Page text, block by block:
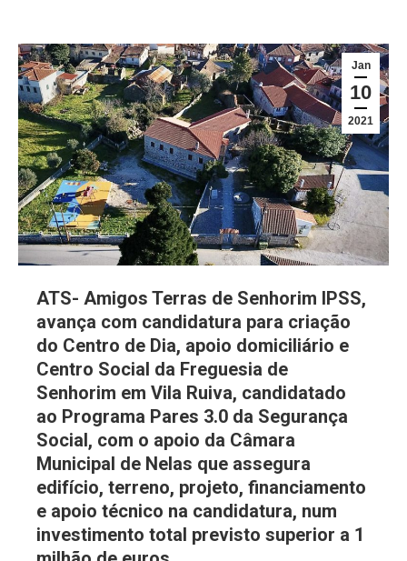
Jan
10
2021
ATS- Amigos Terras de Senhorim IPSS,
avança com candidatura para criação
do Centro de Dia, apoio domiciliário e
Centro Social da Freguesia de
Senhorim em Vila Ruiva, candidatado
ao Programa Pares 3.0 da Segurança
Social, com o apoio da Câmara
Municipal de Nelas que assegura
edifício, terreno, projeto, financiamento
e apoio técnico na candidatura, num
investimento total previsto superior a 1